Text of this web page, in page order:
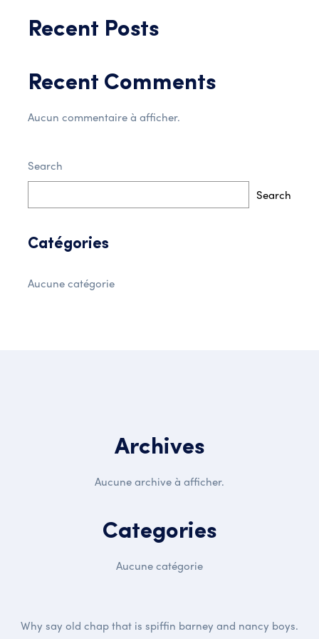
Recent Posts
Recent Comments
Aucun commentaire à afficher.
Search
Search
Catégories
Aucune catégorie
Archives
Aucune archive à afficher.
Categories
Aucune catégorie
Why say old chap that is spiffin barney and nancy boys.